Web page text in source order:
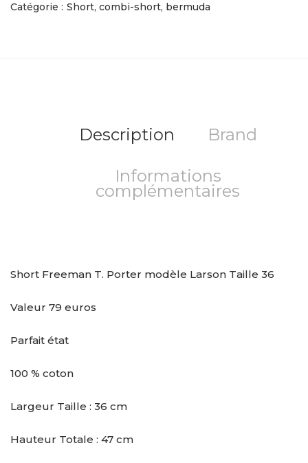
Catégorie : Short, combi-short, bermuda
Description Brand
Informations
complémentaires
Short Freeman T. Porter modèle Larson Taille 36
Valeur 79 euros
Parfait état
100 % coton
Largeur Taille : 36 cm
Hauteur Totale : 47 cm